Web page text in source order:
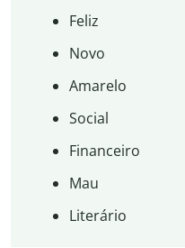
Feliz
Novo
Amarelo
Social
Financeiro
Mau
Literário